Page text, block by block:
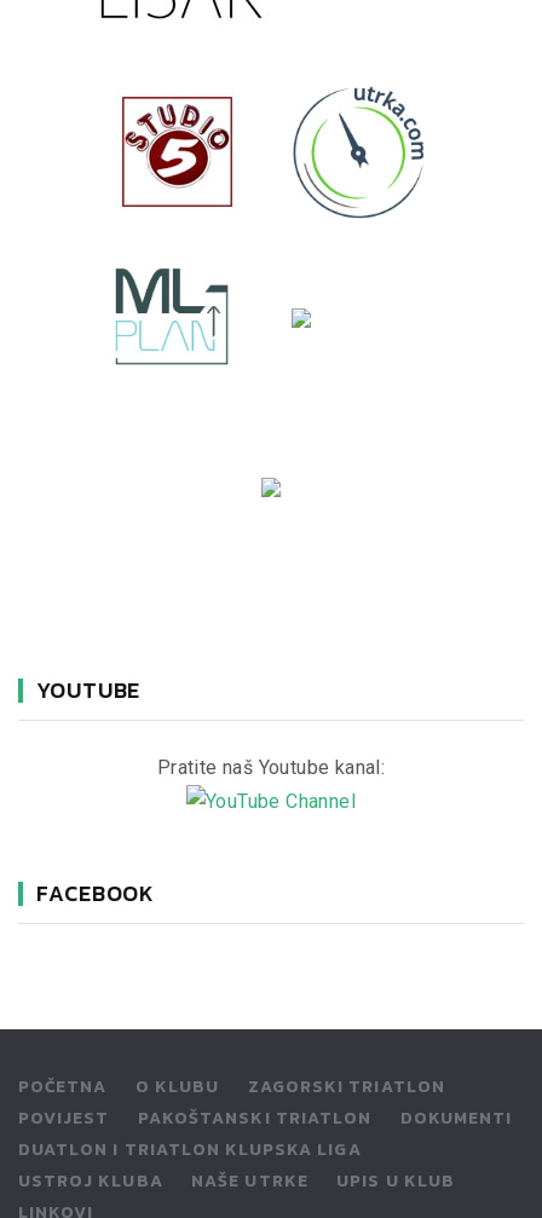
YOUTUBE
Pratite naš Youtube kanal:
FACEBOOK
POČETNA O KLUBU
ZAGORSKI TRIATLON
POVIJEST
PAKOŠTANSKI TRIATLON
DOKUMENTI
DUATLON I TRIATLON KLUPSKA LIGA
USTROJ KLUBA
NAŠE UTRKE
UPIS U KLUB
LINKOVI